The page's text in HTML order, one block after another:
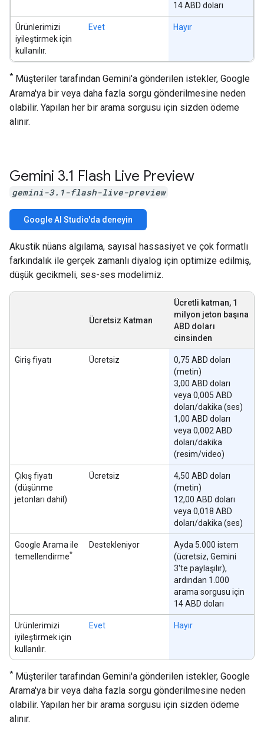
14 ABD doları
Ürünlerimizi
iyileştirmek için
kullanılır.
Evet Hayır
* Müşteriler tarafından Gemini'a gönderilen istekler, Google
Arama'ya bir veya daha fazla sorgu gönderilmesine neden
olabilir. Yapılan her bir arama sorgusu için sizden ödeme
alınır.
Gemini 3.1 Flash Live Preview
gemini-3.1-flash-live-preview
Google AI Studio'da deneyin
Akustik nüans algılama, sayısal hassasiyet ve çok formatlı
farkındalık ile gerçek zamanlı diyalog için optimize edilmiş,
düşük gecikmeli, ses-ses modelimiz.
Ücretsiz Katman
Ücretli katman, 1
milyon jeton başına
ABD doları
cinsinden
Giriş fiyatı Ücretsiz
0,75 ABD doları
(metin)
3,00 ABD doları
veya 0,005 ABD
doları/dakika (ses)
1,00 ABD doları
veya 0,002 ABD
doları/dakika
(resim/video)
Çıkış fiyatı
(düşünme
jetonları dahil)
Ücretsiz
4,50 ABD doları
(metin)
12,00 ABD doları
veya 0,018 ABD
doları/dakika (ses)
Google Arama ile
temellendirme*
Destekleniyor
Ayda 5.000 istem
(ücretsiz, Gemini
3'te paylaşılır),
ardından 1.000
arama sorgusu için
14 ABD doları
Ürünlerimizi
iyileştirmek için
kullanılır.
Evet Hayır
* Müşteriler tarafından Gemini'a gönderilen istekler, Google
Arama'ya bir veya daha fazla sorgu gönderilmesine neden
olabilir. Yapılan her bir arama sorgusu için sizden ödeme
alınır.